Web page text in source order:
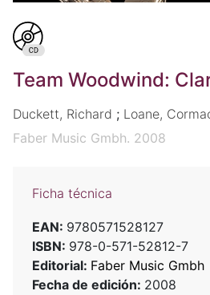
Team Woodwind:
Duckett, Richard ; Loane,
Faber Music Gmbh. 2008
Ficha técnica
EAN: 9780571528127
ISBN: 978-0-571-52812-7
Editorial: Faber Music Gmbh
Fecha de edición: 2008